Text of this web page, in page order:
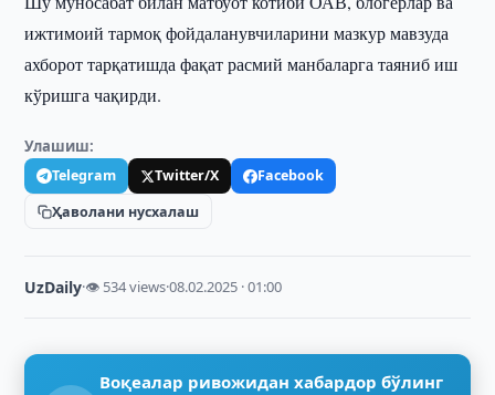
ижтимоий тармоқ фойдаланувчиларини мазкур мавзуда
ахборот тарқатишда фақат расмий манбаларга таяниб иш
кўришга чақирди.
Улашиш:
Telegram Twitter/X
Facebook
Ҳаволани нусхалаш
UzDaily·👁 534 views·08.02.2025 · 01:00
Воқеалар ривожидан хабардор бўлинг